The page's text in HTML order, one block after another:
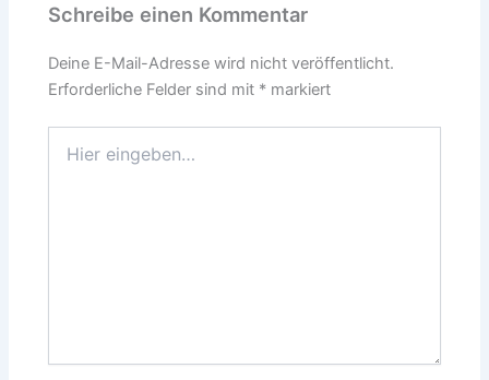
Schreibe einen Kommentar
Deine E-Mail-Adresse wird nicht veröffentlicht.
Erforderliche Felder sind mit * markiert
eingeben…